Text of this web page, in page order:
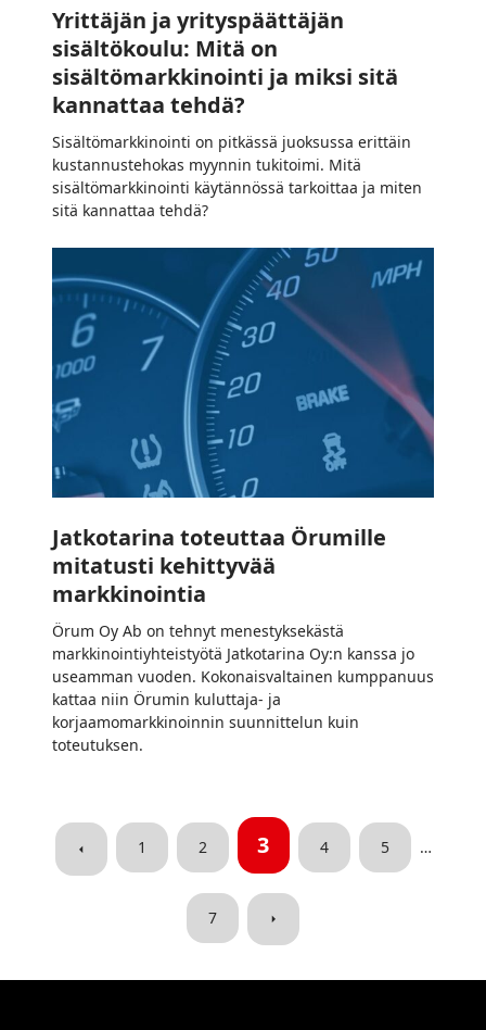
tehdä?
Yrittäjän ja yrityspäättäjän
sisältökoulu: Mitä on
sisältömarkkinointi ja miksi sitä
kannattaa tehdä?
Sisältömarkkinointi on pitkässä juoksussa erittäin
kustannustehokas myynnin tukitoimi. Mitä
sisältömarkkinointi käytännössä tarkoittaa ja miten
sitä kannattaa tehdä?
toteuttaa
Örumille
mitatusti
kehittyvää
Jatkotarina toteuttaa Örumille
mitatusti kehittyvää
markkinointia
Örum Oy Ab on tehnyt menestyksekästä
markkinointiyhteistyötä Jatkotarina Oy:n kanssa jo
useamman vuoden. Kokonaisvaltainen kumppanuus
kattaa niin Örumin kuluttaja- ja
korjaamomarkkinoinnin suunnittelun kuin
toteutuksen.
Previous
page
1 2 3 4 5 …
7
page